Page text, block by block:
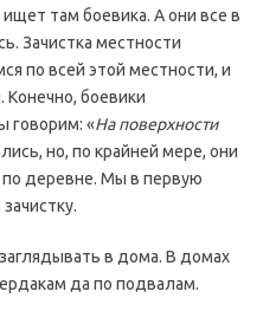
там боевика. А они все в
Зачистка местности
по всей этой местности, и
Конечно, боевики
говорим: «На поверхности
но, по крайней мере, они
по деревне. Мы в первую
в дома. В домах
да по подвалам.